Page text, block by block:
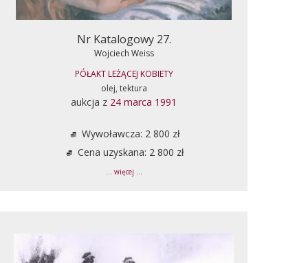
Nr Katalogowy 27.
Wojciech Weiss
PÓŁAKT LEŻĄCEJ KOBIETY
olej, tektura
aukcja z 24 marca 1991
Wywoławcza: 2 800 zł
Cena uzyskana: 2 800 zł
... więcej ...